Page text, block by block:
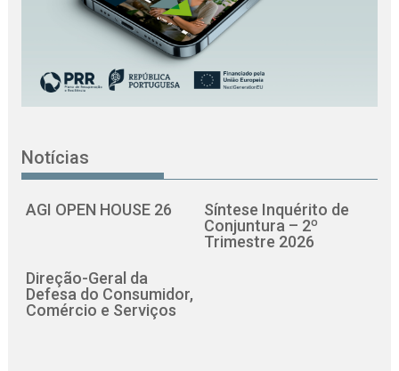
Notícias
AGI OPEN HOUSE 26
Síntese Inquérito de
Conjuntura – 2º
Trimestre 2026
Direção-Geral da
Defesa do Consumidor,
Comércio e Serviços